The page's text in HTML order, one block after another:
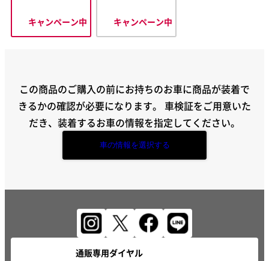
キャンペーン中 キャンペーン中
この商品のご購入の前にお持ちのお車に商品が装着で
きるかの確認が必要になります。 車検証をご用意いた
だき、装着するお車の情報を指定してください。
車の情報を選択する
通販専用ダイヤル